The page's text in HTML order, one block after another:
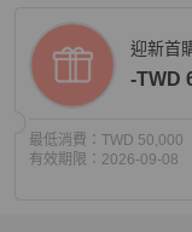
迎新首
-TWD
最低消費： TWD 50,000
有效期限： 2026-09-08